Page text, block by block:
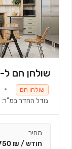
שולחן חם ל- 1 - 1 אנשים
שולחן חם
גודל החדר במ"ר:
מחיר
חודש / ₪ 750 מ"ר